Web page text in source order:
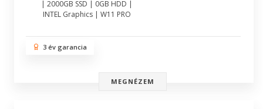
| 2000GB SSD | 0GB HDD |
INTEL Graphics | W11 PRO
3 év garancia
MEGNÉZEM